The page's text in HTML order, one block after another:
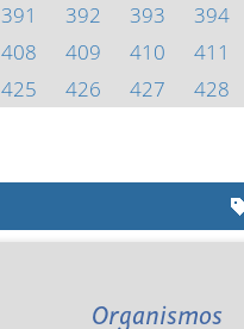
391 392 393
394
408 409 410
411
425 426 427
428
Organismos